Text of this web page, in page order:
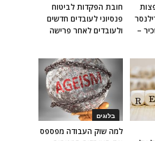
חובת הפקדות לביטוח
פנסיוני לעובדים חדשים
ולעובדים לאחר פרישה
–
בלוגים
למה שוק העבודה מפספס